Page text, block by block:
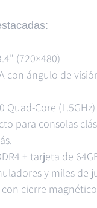
(720×480)
con ángulo de
Core (1.5GHz)
para consolas
+ tarjeta de
y miles de
cierre